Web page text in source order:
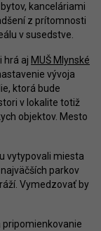
kanceláriami
z prítomnosti
v susedstve.
hrá aj MUŠ Mlynské
vývoja
ktorá bude
v lokalite totiž
objektov. Mesto
vytypovali miesta
parkov
Vymedzovať by
pripomienkovanie